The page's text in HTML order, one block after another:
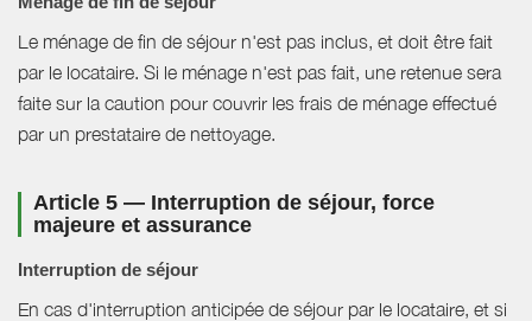
Le ménage de fin de séjour n'est pas inclus, et doit être fait
par le locataire. Si le ménage n'est pas fait, une retenue sera
faite sur la caution pour couvrir les frais de ménage effectué
par un prestataire de nettoyage.
Article 5 — Interruption de séjour, force
majeure et assurance
Interruption de séjour
En cas d'interruption anticipée de séjour par le locataire, et si